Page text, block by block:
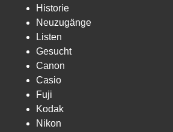
Historie
Neuzugänge
Listen
Gesucht
Canon
Casio
Fuji
Kodak
Nikon